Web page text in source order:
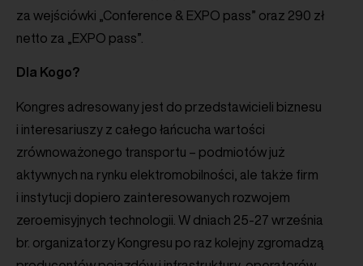
za wejściówki „Conference & EXPO pass” oraz 290 zł
netto za „EXPO pass”.
Dla Kogo?
Kongres adresowany jest do przedstawicieli biznesu
i interesariuszy z całego łańcucha wartości
zrównoważonego transportu – podmiotów już
aktywnych na rynku elektromobilności, ale także firm
i instytucji dopiero zainteresowanych rozwojem
zeroemisyjnych technologii. W dniach 25-27 września
br. organizatorzy Kongresu po raz kolejny zgromadzą